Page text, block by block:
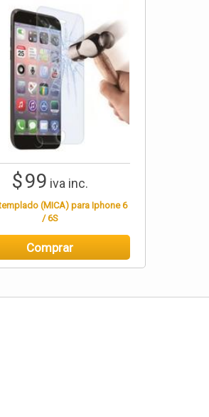
$99 iva inc.
(MICA) para Iphone 6
/ 6S
Comprar